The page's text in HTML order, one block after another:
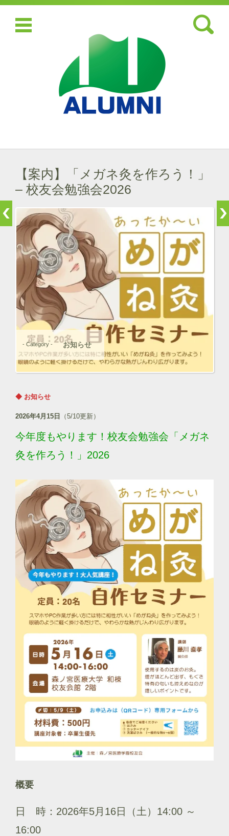
検索:
コンテンツに移動
【案内】「メガネ灸を作ろう！」
– 校友会勉強会2026
- Category - お知らせ
◆ お知らせ
2026年4月15日 （5/10更新）
今年度もやります！校友会勉強会「メガネ
灸を作ろう！」2026
概要
日 時：2026年5月16日（土）14:00 ～
16:00